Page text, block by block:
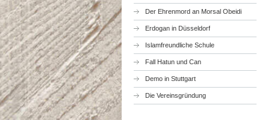
Der Ehrenmord an Morsal Obeidi
Erdogan in Düsseldorf
Islamfreundliche Schule
Fall Hatun und Can
Demo in Stuttgart
Die Vereinsgründung